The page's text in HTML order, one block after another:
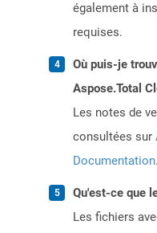
également à
requises.
Où puis-je
Aspose.Total
Les notes de
consultées sur
Documentation.
Qu'est-ce que
Les fichiers